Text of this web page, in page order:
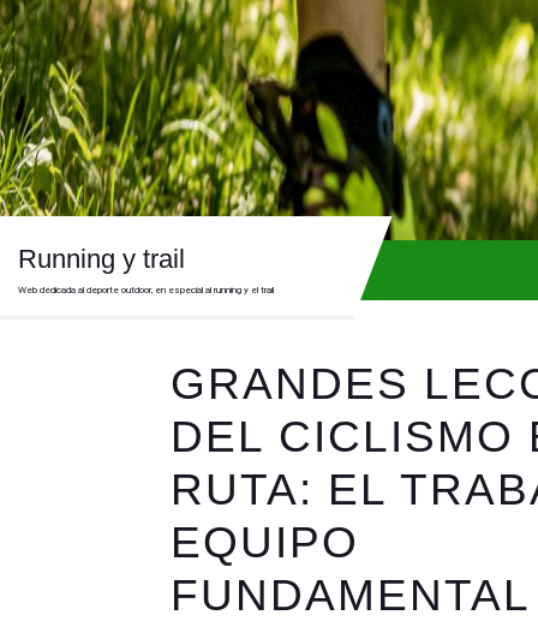
Skip
to
content
Running y trail
Web dedicada al deporte outdoor, en especial al running y el trail
GRANDES
DEL CICLISMO
RUTA: EL
EQUIPO